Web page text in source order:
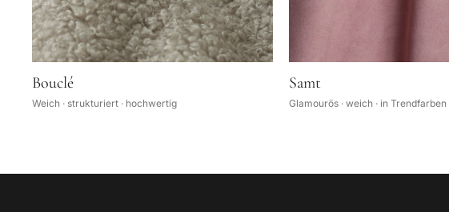
Bouclé
Weich · strukturiert · hochwertig
Samt
Glamourös · weich · in Trendfarben